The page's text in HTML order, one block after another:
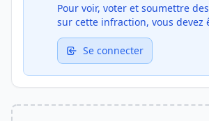
Pour voir, voter et soumettre
sur cette infraction, vous devez
Se connecter